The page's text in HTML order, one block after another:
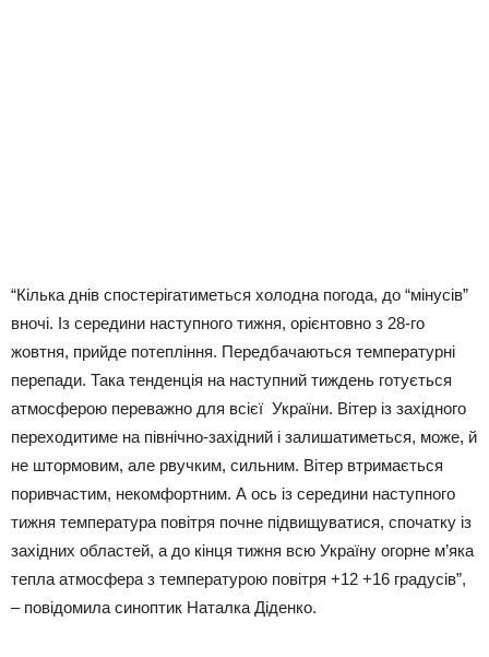
“Кілька днів спостерігатиметься холодна погода, до “мінусів”
вночі. Із середини наступного тижня, орієнтовно з 28-го
жовтня, прийде потепління. Передбачаються температурні
перепади. Така тенденція на наступний тиждень готується
атмосферою переважно для всієї України. Вітер із західного
переходитиме на північно-західний і залишатиметься, може, й
не штормовим, але рвучким, сильним. Вітер втримається
поривчастим, некомфортним. А ось із середини наступного
тижня температура повітря почне підвищуватися, спочатку із
західних областей, а до кінця тижня всю Україну огорне м’яка
тепла атмосфера з температурою повітря +12 +16 градусів”,
– повідомила синоптик Наталка Діденко.